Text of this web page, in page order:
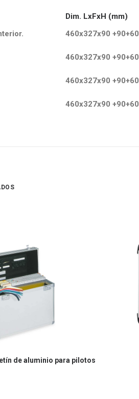
Dim. LxFxH (mm)
460x327x90 +90+60
460x327x90 +90+60
460x327x90 +90+60
460x327x90 +90+60
de aluminio para pilotos